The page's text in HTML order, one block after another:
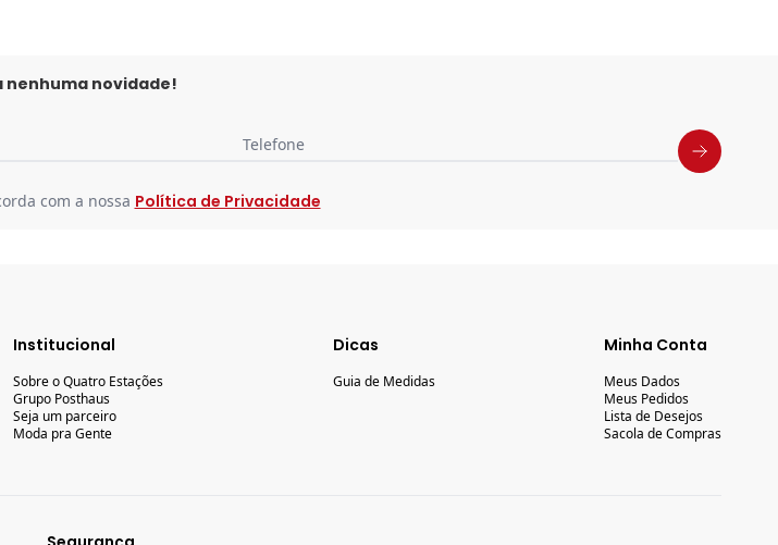
nenhuma novidade!
Telefone
com a nossa Política de Privacidade
Institucional
Sobre o Quatro Estações
Grupo Posthaus
Seja um parceiro
Moda pra Gente
Dicas
Guia de Medidas
Minha Conta
Meus Dados
Meus Pedidos
Lista de Desejos
Sacola de Compras